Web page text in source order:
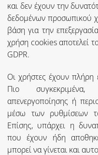
και δεν έχουν την
δεδομένων προσωπικού
βάση για την
χρήση cookies αποτελεί
GDPR.
Οι χρήστες έχουν
Πιο
απενεργοποίησης ή
μέσω των ρυθμίσεων
Επίσης, υπάρχει η
που έχουν ήδη
μπορεί να γίνεται και